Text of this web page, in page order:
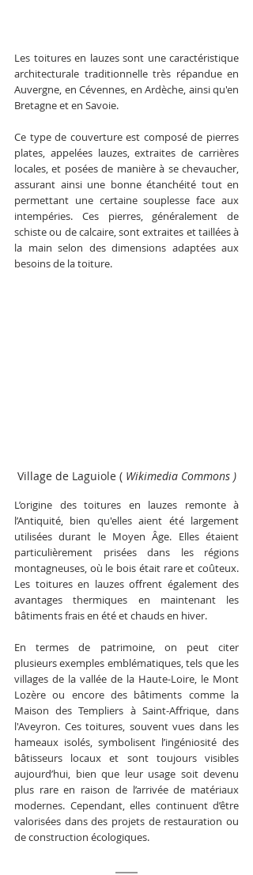
Les toitures en lauzes sont une caractéristique
architecturale traditionnelle très répandue en
Auvergne, en Cévennes, en Ardèche, ainsi qu'en
Bretagne et en Savoie.
Ce type de couverture est composé de pierres
plates, appelées lauzes, extraites de carrières
locales, et posées de manière à se chevaucher,
assurant ainsi une bonne étanchéité tout en
permettant une certaine souplesse face aux
intempéries. Ces pierres, généralement de
schiste ou de calcaire, sont extraites et taillées à
la main selon des dimensions adaptées aux
besoins de la toiture.
Village de Laguiole ( Wikimedia Commons )
L’origine des toitures en lauzes remonte à
l’Antiquité, bien qu'elles aient été largement
utilisées durant le Moyen Âge. Elles étaient
particulièrement prisées dans les régions
montagneuses, où le bois était rare et coûteux.
Les toitures en lauzes offrent également des
avantages thermiques en maintenant les
bâtiments frais en été et chauds en hiver.
En termes de patrimoine, on peut citer
plusieurs exemples emblématiques, tels que les
villages de la vallée de la Haute-Loire, le Mont
Lozère ou encore des bâtiments comme la
Maison des Templiers à Saint-Affrique, dans
l'Aveyron. Ces toitures, souvent vues dans les
hameaux isolés, symbolisent l’ingéniosité des
bâtisseurs locaux et sont toujours visibles
aujourd’hui, bien que leur usage soit devenu
plus rare en raison de l’arrivée de matériaux
modernes. Cependant, elles continuent d’être
valorisées dans des projets de restauration ou
de construction écologiques.